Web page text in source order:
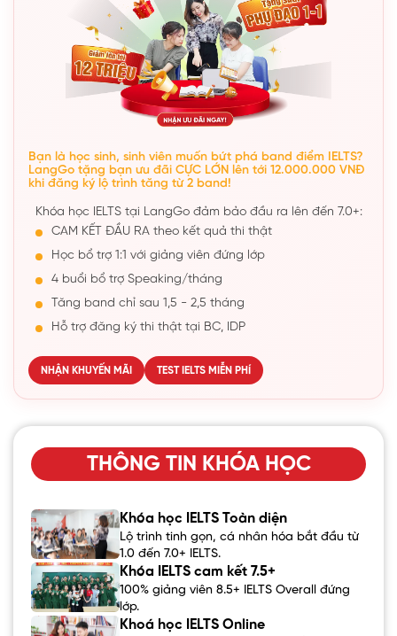
Bạn là học sinh, sinh viên muốn bứt phá band điểm IELTS?
LangGo tặng bạn ưu đãi CỰC LỚN lên tới 12.000.000 VNĐ
khi đăng ký lộ trình tăng từ 2 band!
Khóa học IELTS tại LangGo đảm bảo đầu ra lên đến 7.0+:
CAM KẾT ĐẦU RA theo kết quả thi thật
Học bổ trợ 1:1 với giảng viên đứng lớp
4 buổi bổ trợ Speaking/tháng
Tăng band chỉ sau 1,5 - 2,5 tháng
Hỗ trợ đăng ký thi thật tại BC, IDP
NHẬN KHUYẾN MÃI TEST IELTS MIỄN PHÍ
THÔNG TIN KHÓA HỌC
Khóa học IELTS Toàn diện
Lộ trình tinh gọn, cá nhân hóa bắt đầu từ
1.0 đến 7.0+ IELTS.
Khóa IELTS cam kết 7.5+
100% giảng viên 8.5+ IELTS Overall đứng
lớp.
Khoá học IELTS Online